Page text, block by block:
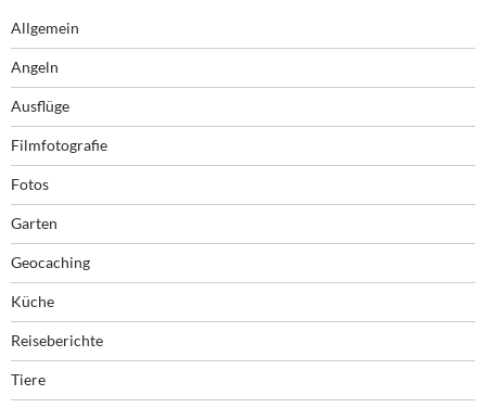
Allgemein
Angeln
Ausflüge
Filmfotografie
Fotos
Garten
Geocaching
Küche
Reiseberichte
Tiere